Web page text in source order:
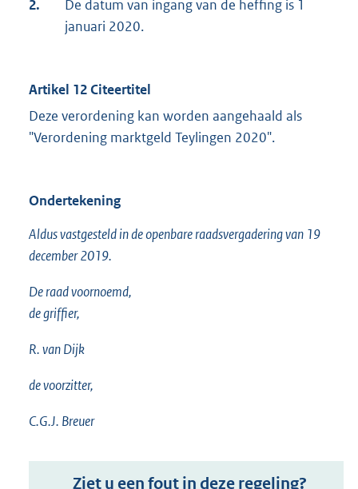
2.
De datum van ingang van de heffing is 1
januari 2020.
Artikel 12 Citeertitel
Deze verordening kan worden aangehaald als
"Verordening marktgeld Teylingen 2020".
Ondertekening
Aldus vastgesteld in de openbare raadsvergadering van 19
december 2019.
De raad voornoemd,
de griffier,
R. van Dijk
de voorzitter,
C.G.J. Breuer
Ziet u een fout in deze regeling?